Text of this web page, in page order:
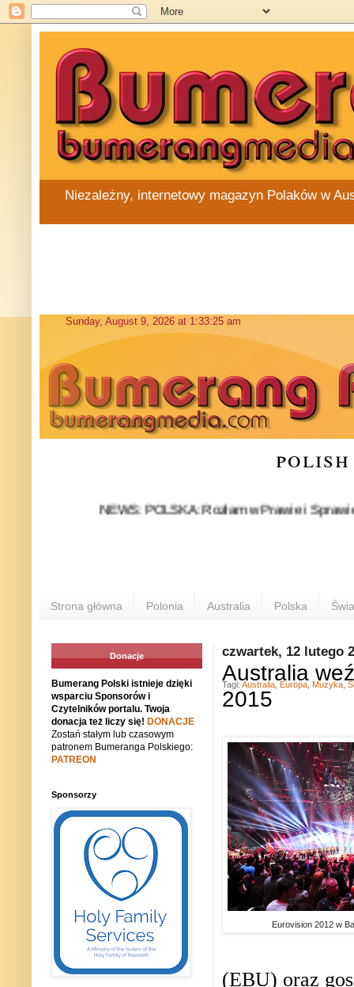
Niezależny, internetowy magazyn Polaków w
NEWS: POLSKA: Rozłam w Prawie i
Strona główna Polonia Australia Polska
czwartek, 12 lutego
Australia
2015
Eurovision 2012 w
(EBU) oraz
Tagi: Australia Europa Muzyka
Donacje
Bumerang Polski istnieje dzięki
wsparciu Sponsorów i
Czytelników portalu. Twoja
donacja też liczy się! DONACJE
Zostań stałym lub czasowym
patronem Bumeranga Polskiego:
PATREON
Sponsorzy